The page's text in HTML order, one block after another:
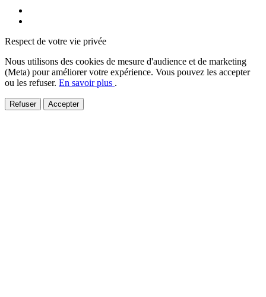
Respect de votre vie privée
Nous utilisons des cookies de mesure d'audience et de marketing
(Meta) pour améliorer votre expérience. Vous pouvez les accepter
ou les refuser. En savoir plus .
Refuser Accepter